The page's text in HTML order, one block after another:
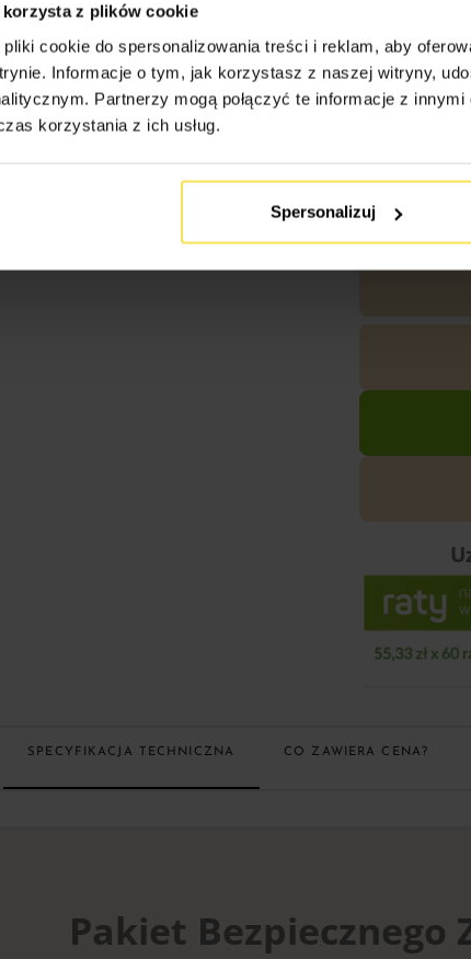
z plików cookie
cookie do spersonalizowania treści i reklam, aby
Informacje o tym, jak korzystasz z naszej witryny,
Partnerzy mogą połączyć te informacje z
korzystania z ich usług.
Spersonalizuj
1xAltana
Razem
SPECYFIKACJA TECHNICZNA CO ZAWIERA CENA?
Pakiet Bezpiecznego